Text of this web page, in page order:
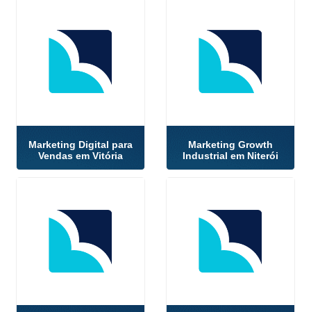
Marketing Digital para
Vendas em Vitória
Marketing Growth
Industrial em Niterói